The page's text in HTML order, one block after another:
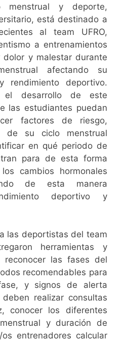
menstrual y deporte,
está destinado a
al team UFRO,
a entrenamientos
dolor y malestar durante
afectando su
rendimiento deportivo.
el desarrollo de este
las estudiantes puedan
factores de riesgo,
de su ciclo menstrual
en qué periodo de
para de esta forma
cambios hormonales
de esta manera
deportivo y
las deportistas del team
herramientas y
reconocer las fases del
recomendables para
y signos de alerta
realizar consultas
conocer los diferentes
y duración de
entrenadores calcular